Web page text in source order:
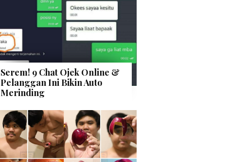
Serem! 9 Chat Ojek Online &
Pelanggan Ini Bikin Auto
Merinding